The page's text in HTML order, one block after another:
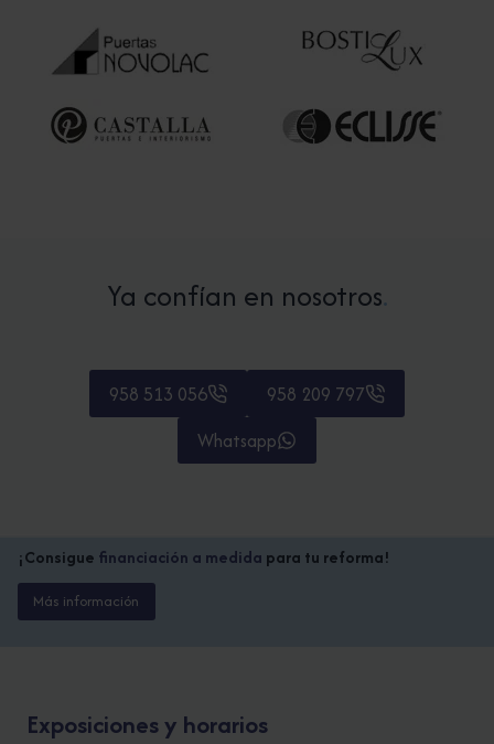
Ya confían en nosotros.
958 513 056
958 209 797
Whatsapp
¡Consigue financiación a medida para tu reforma!
Más información
Exposiciones y horarios